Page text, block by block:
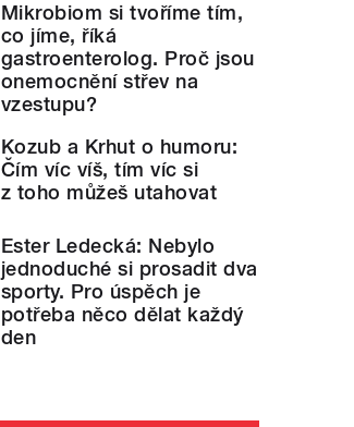
Mikrobiom si tvoříme tím,
co jíme, říká
gastroenterolog. Proč jsou
onemocnění střev na
vzestupu?
Kozub a Krhut o humoru:
Čím víc víš, tím víc si
z toho můžeš utahovat
Ester Ledecká: Nebylo
jednoduché si prosadit dva
sporty. Pro úspěch je
potřeba něco dělat každý
den